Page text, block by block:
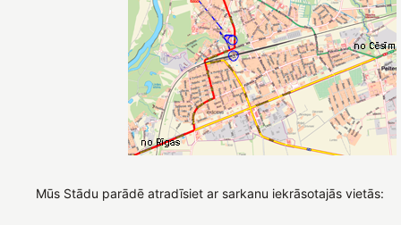
Mūs Stādu parādē atradīsiet ar sarkanu iekrāsotajās vietās: